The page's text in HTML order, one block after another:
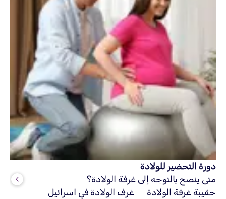
دورة التحضير للولادة
متى ينصح بالتوجه إلى غرفة الولادة؟
حقيبة غرفة الولادة
غرف الولادة في اسرائيل